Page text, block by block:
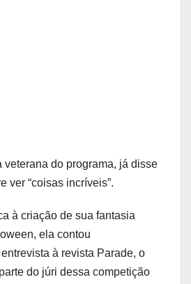
veterana do programa, já disse
ver “coisas incríveis”.
à criação de sua fantasia
ela contou
à revista Parade, o
do júri dessa competição